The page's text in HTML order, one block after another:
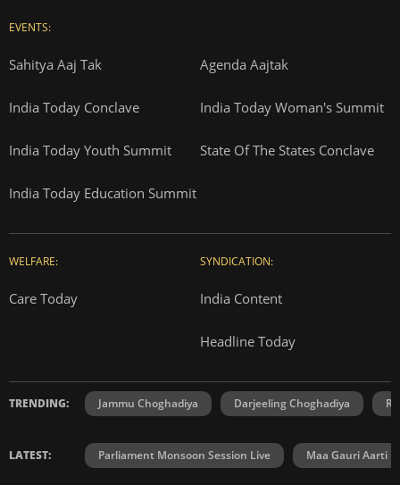
EVENTS:
Sahitya Aaj Tak Agenda Aajtak
India Today Conclave India Today Woman's Summit
India Today Youth Summit State Of The States Conclave
India Today Education Summit
WELFARE:
Care Today
SYNDICATION:
India Content
Headline Today
TRENDING: Jammu Choghadiya Darjeeling Choghadiya
LATEST: Parliament Monsoon Session Live Maa Gauri Aarti